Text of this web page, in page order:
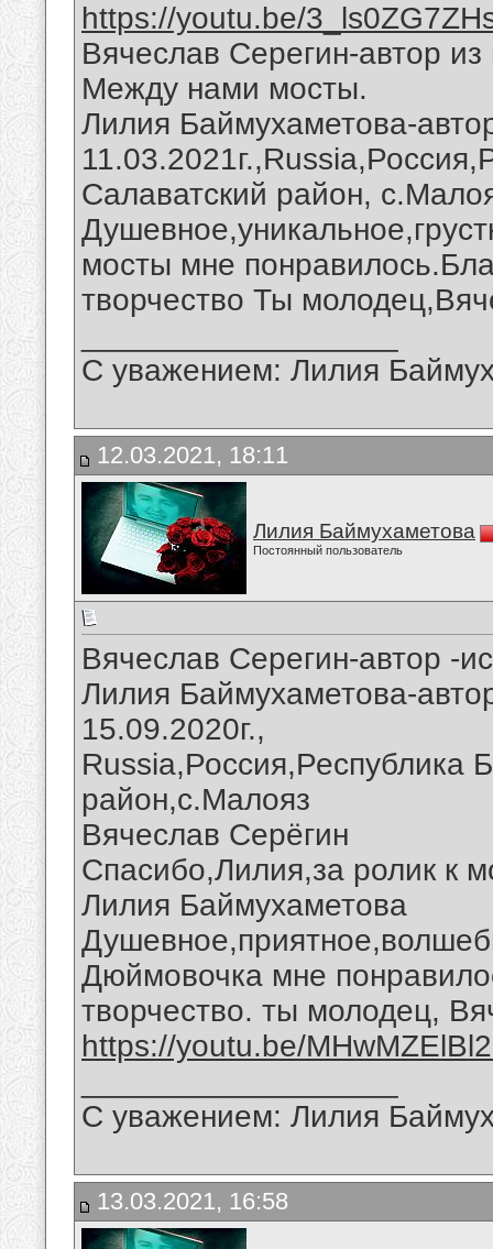
https://youtu.be/
Вячеслав Серегин-автор
Между нами мосты.
Лилия Баймухаметова-
Салаватский район,
мосты мне
творчество Ты
С уважением: Лилия
12.03.2021, 18:11
Лилия Баймухаметова
Постоянный пользователь
Вячеслав Серегин-автор -
Лилия Баймухаметова-
15.09.2020г.,
Russia,Россия,Республика
район,с.Малояз
Вячеслав Серёгин
Спасибо,Лилия,за ролик к
Лилия Баймухаметова
Дюймовочка мне
творчество. ты молодец,
https://youtu.be/
С уважением: Лилия
13.03.2021, 16:58